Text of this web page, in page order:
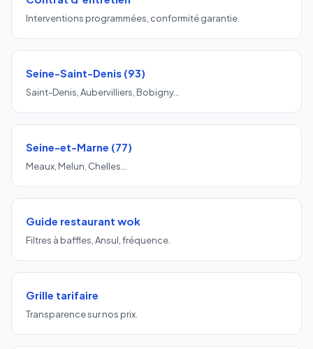
Interventions programmées, conformité garantie.
Seine-Saint-Denis (93)
Saint-Denis, Aubervilliers, Bobigny…
Seine-et-Marne (77)
Meaux, Melun, Chelles…
Guide restaurant wok
Filtres à baffles, Ansul, fréquence.
Grille tarifaire
Transparence sur nos prix.